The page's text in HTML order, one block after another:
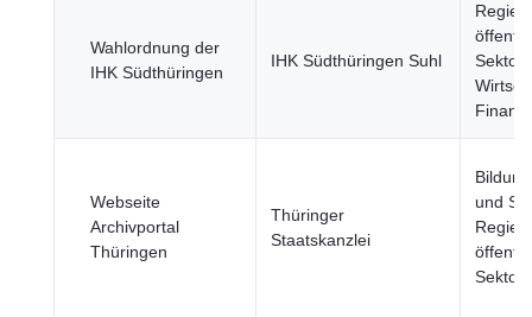
Wahlordnung der
IHK Südthüringen
IHK Südthüringen Suhl
Sektor,
Webseite
Archivportal
Thüringen
Thüringer
Staatskanzlei
und
Sektor